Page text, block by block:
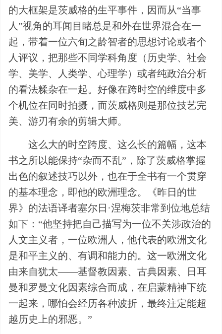
的大框架是茨威格的生平事件，因而从“当事
人”视角的耳闻目睹总是和外在世界混合在一
起，带着一位六旬之龄智者的思想讨论或者个
人评议，把那些不同学科角度（历史学、社会
学、美学、人类学、心理学）或者纯政治分析
的看法糅杂在一起。好像在跨时空的维度中多
个机位在同时拍摄，而茨威格则是那位技艺完
美、游刃有余的剪辑大师。
这么大的时空跨度、这么长的篇幅，这本
书之所以能保持“杂而不乱”，除了茨威格掌握
出色的叙述技巧以外，也在于全书有一个贯穿
的基本理念，即他的欧洲理念。《昨日的世
界》的法语译者塞尔日·涅梅茨非常到位地总结
如下：“他坚持把自己描写为一位不关涉政治的
人文主义者，一位欧洲人，他代表的欧洲文化
是和平主义的、有调和能力的。这一欧洲文化
由来自犹太——基督教因素、古典因素、日耳
曼和罗曼文化因素综合而成，在启蒙精神下统
一起来，哪怕会经历各种波折，最终注定能超
越历史上的邪恶。”